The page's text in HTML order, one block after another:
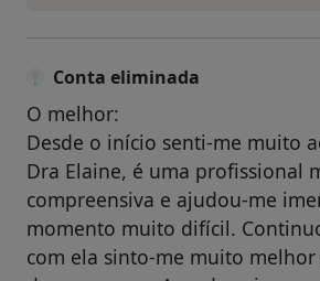
Conta eliminada
O melhor:
Desde o início senti-me muito
Dra Elaine, é uma profissional
compreensiva e ajudou-me
momento muito difícil.
com ela sinto-me muito